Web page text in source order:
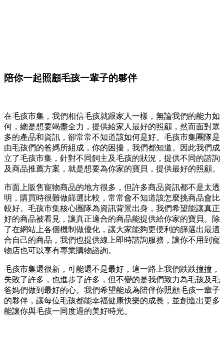
陪你一起照顧毛孩一輩子的夥伴
在毛孩市集，我們相信毛孩就跟家人一樣，無論我們的能力如
何，總是想要竭盡全力，提供給家人最好的照顧，然而面對眾
多的產品和資訊，卻常常不知道該如何是好。毛孩市集團隊是
由毛孩們的爸媽所組成，你的困擾，我們都知道。因此我們成
立了毛孩市集，針對不同飼主及毛孩的狀況，提供不同的諮詢
及商品推薦方案，就是想要為你家的寶貝，提供最好的照顧。
市面上販售寵物商品的地方很多，但許多商品資訊都不是太透
明，購買時很難做篩選比較，常常會不知道該怎麼挑商品會比
較好。毛孩市集核心團隊為資訊背景出身，我們希望能讓真正
好的商品被看見，讓真正適合的商品能提供給你家的寶貝。除
了在網站上各個機制做優化，讓大家能夠更便利的篩選出最適
合自己的商品，我們也提供線上即時諮詢服務，讓你不用到寵
物店也可以享有專業購物諮詢。
毛孩市集還很新，可能還不是最好，這一路上我們跌跌撞撞，
失敗了許多，也進步了許多，但不變的是我們致力為毛孩及毛
爸媽們做到最好的心。我們希望能成為陪伴你照顧毛孩一輩子
的夥伴，讓每位毛孩都能幸福健康快樂的成長，並創造出更多
能讓你與毛孩一同度過的美好時光。